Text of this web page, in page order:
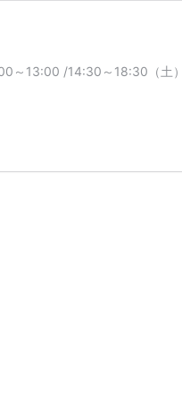
～13:00 /14:30～18:30（土